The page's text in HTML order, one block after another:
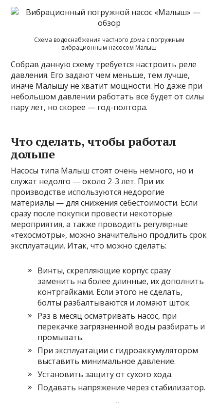
Схема водоснабжения частного дома с погружным
вибрационным насосом Малыш
Собрав данную схему требуется настроить реле
давления. Его задают чем меньше, тем лучше,
иначе Малышу не хватит мощности. Но даже при
небольшом давлении работать все будет от силы
пару лет, но скорее — год-полтора.
Что сделать, чтобы работал
дольше
Насосы типа Малыш стоят очень немного, но и
служат недолго — около 2-3 лет. При их
производстве используются недорогие
материалы — для снижения себестоимости. Если
сразу после покупки провести некоторые
мероприятия, а также проводить регулярные
«техосмотры», можно значительно продлить срок
эксплуатации. Итак, что можно сделать:
Винты, скрепляющие корпус сразу
заменить на более длинные, их дополнить
контргайками. Если этого не сделать,
болты разбалтываются и ломают шток.
Раз в месяц осматривать насос, при
перекачке загрязненной воды разбирать и
промывать.
При эксплуатации с гидроаккумулятором
выставить минимальное давление.
Установить защиту от сухого хода.
Подавать напряжение через стабилизатор.